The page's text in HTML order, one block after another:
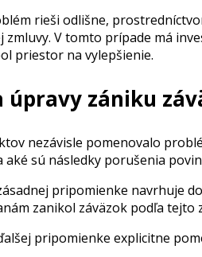
rieši odlišne,
zmluvy. V tomto prípade má
priestor na vylepšienie.
úpravy zániku
nezávisle pomenovalo
aké sú následky porušenia
pripomienke navrhuje
zanikol záväzok podľa tejto
pripomienke explicitne